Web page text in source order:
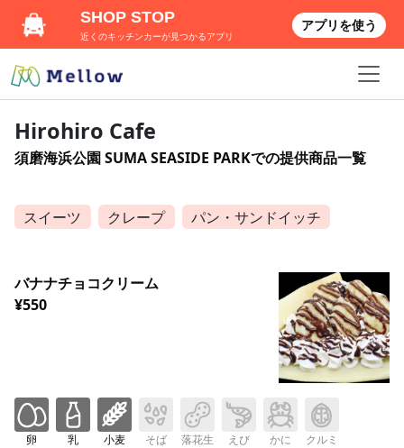
Hirohiro Cafe
須磨海浜公園 SUMA SEASIDE PARKでの提供商品一覧
スイーツ クレープ パン・サンドイッチ
バナナチョコクリーム
¥550
卵 乳 小麦 そば 落花生 えび かに クルミ
SHOP STOP
近くのキッチンカーが見つかるアプリ
アプリを使う